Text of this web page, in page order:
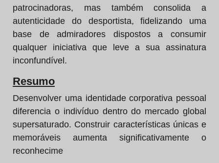
patrocinadoras, mas também consolida a
autenticidade do desportista, fidelizando uma
base de admiradores dispostos a consumir
qualquer iniciativa que leve a sua assinatura
inconfundível.
Resumo
Desenvolver uma identidade corporativa pessoal
diferencia o indivíduo dentro do mercado global
supersaturado. Construir características únicas e
memoráveis aumenta significativamente o
reconhecime